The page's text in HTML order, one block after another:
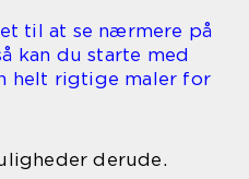
til at se nærmere på
kan du starte med
helt rigtige maler for
derude.